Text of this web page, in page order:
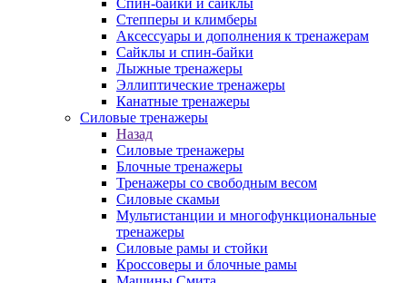
Спин-байки и сайклы
Степперы и климберы
Аксессуары и дополнения к тренажерам
Сайклы и спин-байки
Лыжные тренажеры
Эллиптические тренажеры
Канатные тренажеры
Силовые тренажеры
Назад
Силовые тренажеры
Блочные тренажеры
Тренажеры со свободным весом
Силовые скамьи
Мультистанции и многофункциональные
тренажеры
Силовые рамы и стойки
Кроссоверы и блочные рамы